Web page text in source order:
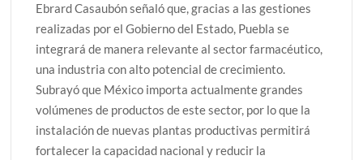
Ebrard Casaubón señaló que, gracias a las gestiones
realizadas por el Gobierno del Estado, Puebla se
integrará de manera relevante al sector farmacéutico,
una industria con alto potencial de crecimiento.
Subrayó que México importa actualmente grandes
volúmenes de productos de este sector, por lo que la
instalación de nuevas plantas productivas permitirá
fortalecer la capacidad nacional y reducir la